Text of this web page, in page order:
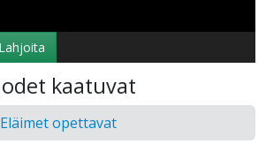
Lahjoita
kaatuvat
Eläimet opettavat